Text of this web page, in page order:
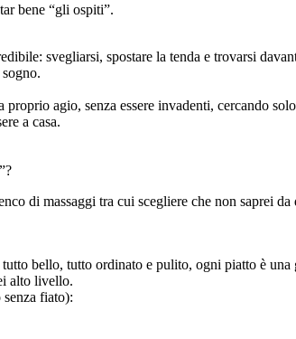
bene “gli ospiti”.
svegliarsi, spostare la tenda e trovarsi
agio, senza essere invadenti, cercando
a casa.
di massaggi tra cui scegliere che non saprei
bello, tutto ordinato e pulito, ogni piatto è
alto livello.
fiato):